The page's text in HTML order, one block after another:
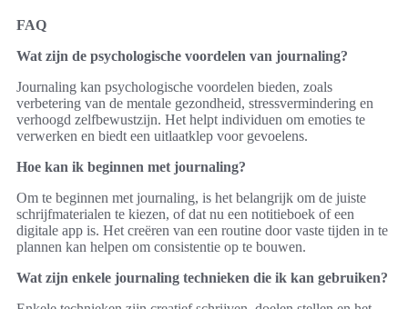
FAQ
Wat zijn de psychologische voordelen van journaling?
Journaling kan psychologische voordelen bieden, zoals
verbetering van de mentale gezondheid, stressvermindering en
verhoogd zelfbewustzijn. Het helpt individuen om emoties te
verwerken en biedt een uitlaatklep voor gevoelens.
Hoe kan ik beginnen met journaling?
Om te beginnen met journaling, is het belangrijk om de juiste
schrijfmaterialen te kiezen, of dat nu een notitieboek of een
digitale app is. Het creëren van een routine door vaste tijden in te
plannen kan helpen om consistentie op te bouwen.
Wat zijn enkele journaling technieken die ik kan gebruiken?